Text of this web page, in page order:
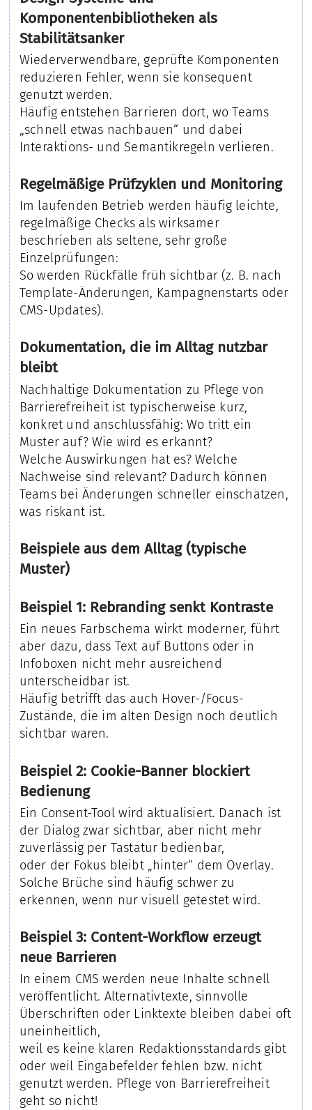
Komponentenbibliotheken als
Stabilitätsanker
Wiederverwendbare, geprüfte Komponenten
reduzieren Fehler, wenn sie konsequent
genutzt werden.
Häufig entstehen Barrieren dort, wo Teams
„schnell etwas nachbauen“ und dabei
Interaktions- und Semantikregeln verlieren.
Regelmäßige Prüfzyklen und Monitoring
Im laufenden Betrieb werden häufig leichte,
regelmäßige Checks als wirksamer
beschrieben als seltene, sehr große
Einzelprüfungen:
So werden Rückfälle früh sichtbar (z. B. nach
Template-Änderungen, Kampagnenstarts oder
CMS-Updates).
Dokumentation, die im Alltag nutzbar
bleibt
Nachhaltige Dokumentation zu Pflege von
Barrierefreiheit ist typischerweise kurz,
konkret und anschlussfähig: Wo tritt ein
Muster auf? Wie wird es erkannt?
Welche Auswirkungen hat es? Welche
Nachweise sind relevant? Dadurch können
Teams bei Änderungen schneller einschätzen,
was riskant ist.
Beispiele aus dem Alltag (typische
Muster)
Beispiel 1: Rebranding senkt Kontraste
Ein neues Farbschema wirkt moderner, führt
aber dazu, dass Text auf Buttons oder in
Infoboxen nicht mehr ausreichend
unterscheidbar ist.
Häufig betrifft das auch Hover-/Focus-
Zustände, die im alten Design noch deutlich
sichtbar waren.
Beispiel 2: Cookie-Banner blockiert
Bedienung
Ein Consent-Tool wird aktualisiert. Danach ist
der Dialog zwar sichtbar, aber nicht mehr
zuverlässig per Tastatur bedienbar,
oder der Fokus bleibt „hinter“ dem Overlay.
Solche Brüche sind häufig schwer zu
erkennen, wenn nur visuell getestet wird.
Beispiel 3: Content-Workflow erzeugt
neue Barrieren
In einem CMS werden neue Inhalte schnell
veröffentlicht. Alternativtexte, sinnvolle
Überschriften oder Linktexte bleiben dabei oft
uneinheitlich,
weil es keine klaren Redaktionsstandards gibt
oder weil Eingabefelder fehlen bzw. nicht
genutzt werden. Pflege von Barrierefreiheit
geht so nicht!